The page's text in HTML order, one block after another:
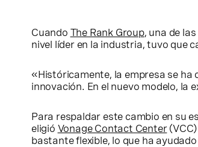
Cuando The Rank Group, una de
nivel líder en la industria, tuvo que
«Históricamente, la empresa se ha
innovación. En el nuevo modelo, la
Para respaldar este cambio en su
eligió Vonage Contact Center
bastante flexible, lo que ha